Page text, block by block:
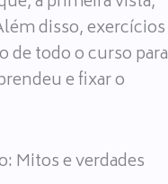
disso, exercícios
de todo o curso para
e fixar o
Mitos e verdades